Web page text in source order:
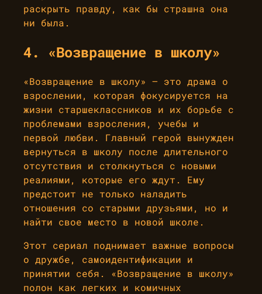
раскрыть правду, как бы страшна она
ни была.
4. «Возвращение в школу»
«Возвращение в школу» — это драма о
взрослении, которая фокусируется на
жизни старшеклассников и их борьбе с
проблемами взросления, учебы и
первой любви. Главный герой вынужден
вернуться в школу после длительного
отсутствия и столкнуться с новыми
реалиями, которые его ждут. Ему
предстоит не только наладить
отношения со старыми друзьями, но и
найти свое место в новой школе.
Этот сериал поднимает важные вопросы
о дружбе, самоидентификации и
принятии себя. «Возвращение в школу»
полон как легких и комичных